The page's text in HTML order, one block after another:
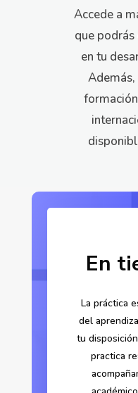
Accede a
que
en tu
En
La práctica
del
tu
practica